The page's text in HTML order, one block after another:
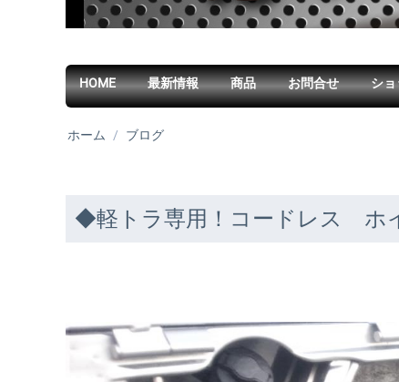
HOME 最新情報 商品 お問合せ ショ
ホーム / ブログ
◆軽トラ専用！コードレス ホ